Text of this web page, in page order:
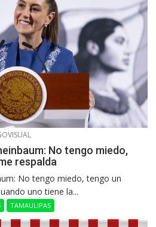
No tengo miedo,
respalda
No tengo miedo, tengo un
uno tiene la...
TAMAULIPAS